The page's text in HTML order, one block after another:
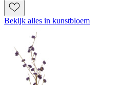
Bekijk alles in kunstbloem